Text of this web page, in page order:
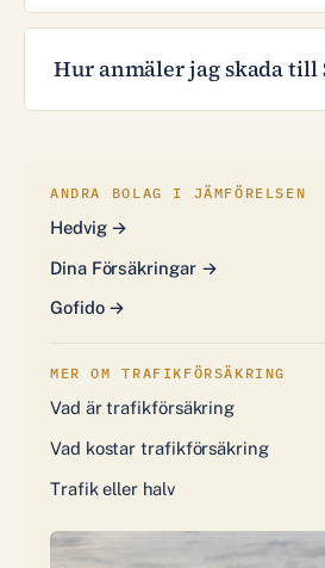
Hur anmäler jag skada till
ANDRA BOLAG I JÄMFÖRELSEN
Hedvig →
Dina Försäkringar →
Gofido →
MER OM TRAFIKFÖRSÄKRING
Vad är trafikförsäkring
Vad kostar trafikförsäkring
Trafik eller halv